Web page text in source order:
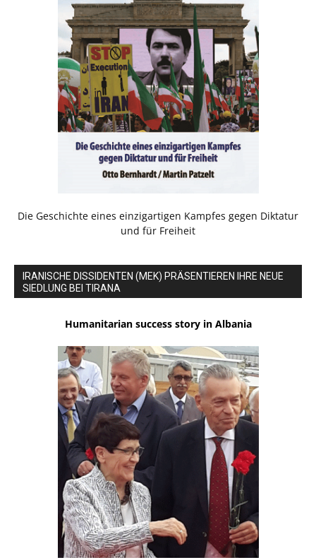
Die Geschichte eines einzigartigen Kampfes gegen Diktatur
und für Freiheit
IRANISCHE DISSIDENTEN (MEK) PRÄSENTIEREN IHRE NEUE
SIEDLUNG BEI TIRANA
Humanitarian success story in Albania